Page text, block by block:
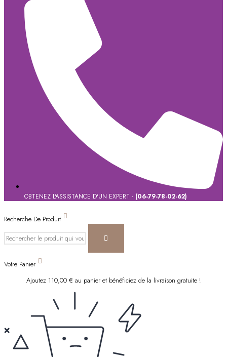
OBTENEZ L'ASSISTANCE D'UN EXPERT - (06-79-78-02-62)
Recherche De Produit
Votre Panier
Ajoutez 110,00 € au panier et bénéficiez de la livraison gratuite !